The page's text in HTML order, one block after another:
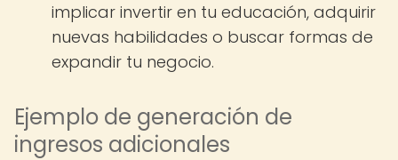
implicar invertir en tu educación, adquirir
nuevas habilidades o buscar formas de
expandir tu negocio.
Ejemplo de generación de
ingresos adicionales